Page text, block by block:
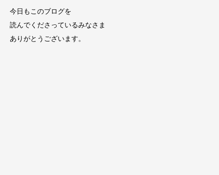
今日もこのブログを
読んでくださっているみなさま
ありがとうございます。